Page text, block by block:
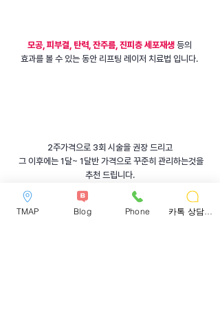
모공, 피부결, 탄력, 잔주름, 진피층 세포재생등의
효과를 볼 수 있는 동안 리프팅 레이저 치료법 입니다.
2주가격으로 3회 시술을 권장 드리고
그 이후에는 1달~ 1달반 가격으로 꾸준히 관리하는것을
추천 드립니다.
TMAP Blog Phone